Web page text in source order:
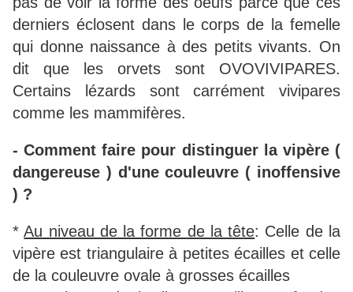
derniers éclosent dans le corps de la femelle
qui donne naissance à des petits vivants. On
dit que les orvets sont OVOVIVIPARES.
Certains lézards sont carrément vivipares
comme les mammifères.
- Comment faire pour distinguer la vipère (
dangereuse ) d'une couleuvre ( inoffensive
) ?
*Au niveau de la forme de la tête: Celle de la
vipère est triangulaire à petites écailles et celle
de la couleuvre ovale à grosses écailles